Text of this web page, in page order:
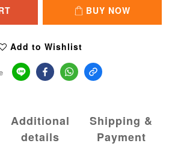
BUY NOW
Add to Wishlist
Additional
details
Shipping &
Payment